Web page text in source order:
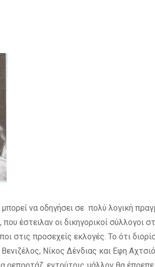
να οδηγήσει σε πολύ λογική
έστειλαν οι δικηγορικοί σύλλογοι
στις προσεχείς εκλογές. Το ότι
Νίκος Δένδιας και Εφη